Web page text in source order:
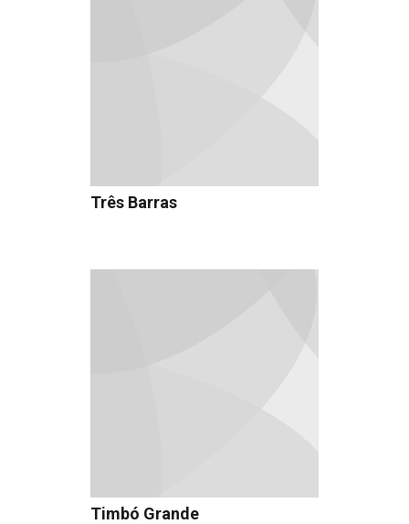
Três Barras
Timbó Grande